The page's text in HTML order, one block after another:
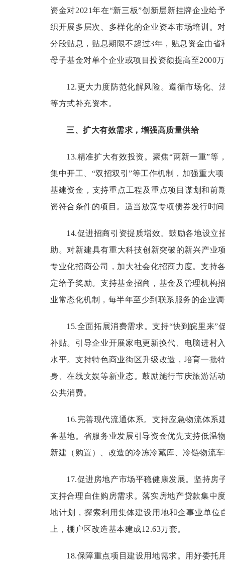
资金对2021年在“新三板”创新层新挂牌企业
织开展多层次、多样化的企业资本市场培训。
分段贴息，贴息期限不超过3年，贴息资金由
母子基金对单个企业或项目投资额提高至2000
12.更大力度防范化解风险。遵循市场化、
等方式补充资本。
三、扩大有效需求，增强高质量供给
13.精准扩大有效投资。 聚焦“两新一重”等
集中开工、“双招双引”等工作机制，加强重大
基建资金，支持重点工程及重点项目谋划和前
资符合条件的项目。适当放宽专项债券发行时
14.促进招商引资提质增效。鼓励各地设立
助。对新建具有重大科技创新突破的新兴产业
专业化招商公司，加大社会化招商力度。支持
定给予奖励。支持基金招商，基金及管理机构
业常态化机制，每半年至少到联系服务的企业
15.全面拓展消费需求。支持“快到皖里来”
补贴。引导企业开展家电更新换代、电脑进村
水平。支持特色商业街区升级改造，培育一批
身、在线文娱等新业态。鼓励施行节庆旅游活
公共消费。
16.完善现代流通体系。支持应急物流体系
备基地。省服务业发展引导资金优先支持低温
新建（购置）、改造的冷冻冷藏库、冷链物流
17.促进房地产市场平稳健康发展。 坚持房
支持合理自住购房需求。落实房地产贷款集中
地计划，探索利用集体建设用地和企事业单位
上，棚户区改造基本建成12.63万套。
18.保障重点项目建设用地需求。 用好委托